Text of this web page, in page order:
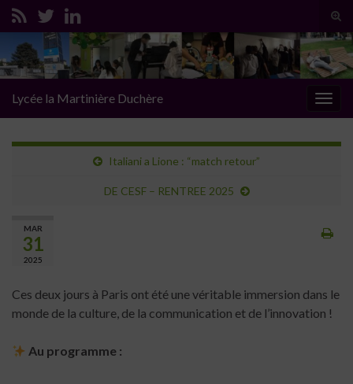
Search for:
Lycée la Martinière Duchère
Italiani a Lione : “match retour”
DE CESF – RENTREE 2025
MAR
31
2025
Ces deux jours à Paris ont été une véritable immersion dans le
monde de la culture, de la communication et de l’innovation !
Au programme :